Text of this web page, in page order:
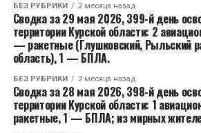
БЕЗ РУБРИКИ 2 месяца назад
Сводка за 29 мая 2026, 399-й день
территории Курской области: 2
— ракетные (Глушковский, Рыльский
область), 1 — БПЛА.
БЕЗ РУБРИКИ 2 месяца назад
Сводка за 28 мая 2026, 398-й день
территории Курской области: 1
ракетные, 1 — БПЛА; из мирных